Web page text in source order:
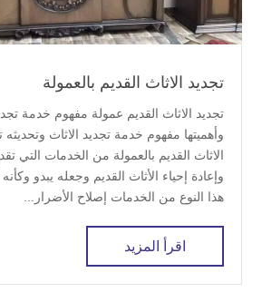
تجديد الاثاث القديم بالعمولة
تجديد الاثاث القديم عمولة مفهوم خدمة
وأهميتها مفهوم خدمة تجديد الاثاث
الاثاث القديم بالعمولة من الخدمات التي
وإعادة إحياء الأثاث القديم وجعله يبدو
هذا النوع من الخدمات إصلاح الأضرار...
اقرأ المزيد